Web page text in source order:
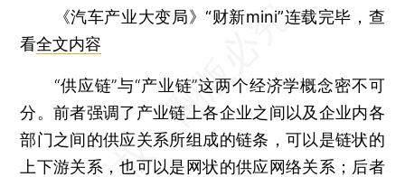
《汽车产业大变局》“财新mini”连载完毕，查
看全文内容
“供应链”与“产业链”这两个经济学概念密不可
分。前者强调了产业链上各企业之间以及企业内各
部门之间的供应关系所组成的链条，可以是链状的
上下游关系，也可以是网状的供应网络关系；后者